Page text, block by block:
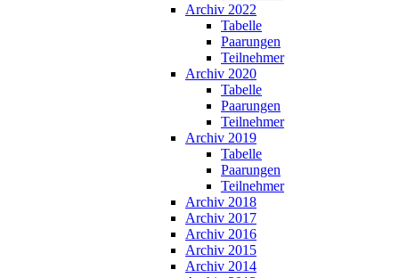
Archiv 2022
Tabelle
Paarungen
Teilnehmer
Archiv 2020
Tabelle
Paarungen
Teilnehmer
Archiv 2019
Tabelle
Paarungen
Teilnehmer
Archiv 2018
Archiv 2017
Archiv 2016
Archiv 2015
Archiv 2014